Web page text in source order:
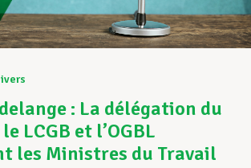
au Travail
: La délégation du
LCGB et l’OGBL
les Ministres du Travail